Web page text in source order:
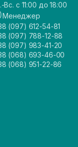
Вс. с 11:00 до 18:00
Менеджер
(097) 612-54-81
(097) 788-12-88
(097) 983-41-20
(068) 693-46-00
(068) 951-22-86